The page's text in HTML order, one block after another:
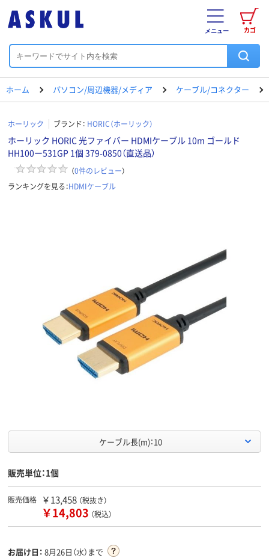
カゴ
メニュー
ホーム パソコン/周辺機器/メディア ケーブル/コネクター
ホーリック ブランド： HORIC（ホーリック）
ホーリック HORIC 光ファイバー HDMIケーブル 10m ゴールド
HH100ー531GP 1個 379-0850（直送品）
（0件のレビュー）
ランキングを見る：HDMIケーブル
ケーブル長(m)：10
販売単位：1個
販売価格 ￥13,458 （税抜き）
￥14,803 （税込）
お届け日： 8月26日（水）まで